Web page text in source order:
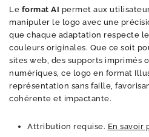
Le format AI permet aux
manipuler le logo avec une
que chaque adaptation respecte
couleurs originales. Que ce soit
sites web, des supports imprimés
numériques, ce logo en format
représentation sans faille,
cohérente et impactante.
Attribution requise. En savoir